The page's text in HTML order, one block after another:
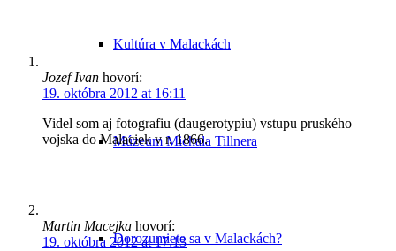
Kultúra v Malackách
Múzeum Michala Tillnera
Dorozumiete sa v Malackách?
Jozef Ivan hovorí:
19. októbra 2012 at 16:11
Videl som aj fotografiu (daugerotypiu) vstupu pruského
vojska do Malaciek v r. 1866.
Martin Macejka hovorí:
19. októbra 2012 at 17:13